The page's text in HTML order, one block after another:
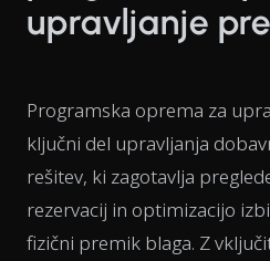
upravljanje
Programska oprema za
ključni del upravljanja
rešitev, ki zagotavlja
rezervacij in optimizacijo
fizični premik blaga. Z